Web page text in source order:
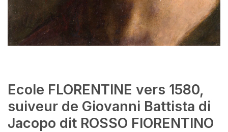
Ecole FLORENTINE vers 1580,
suiveur de Giovanni Battista di
Jacopo dit ROSSO FIORENTINO